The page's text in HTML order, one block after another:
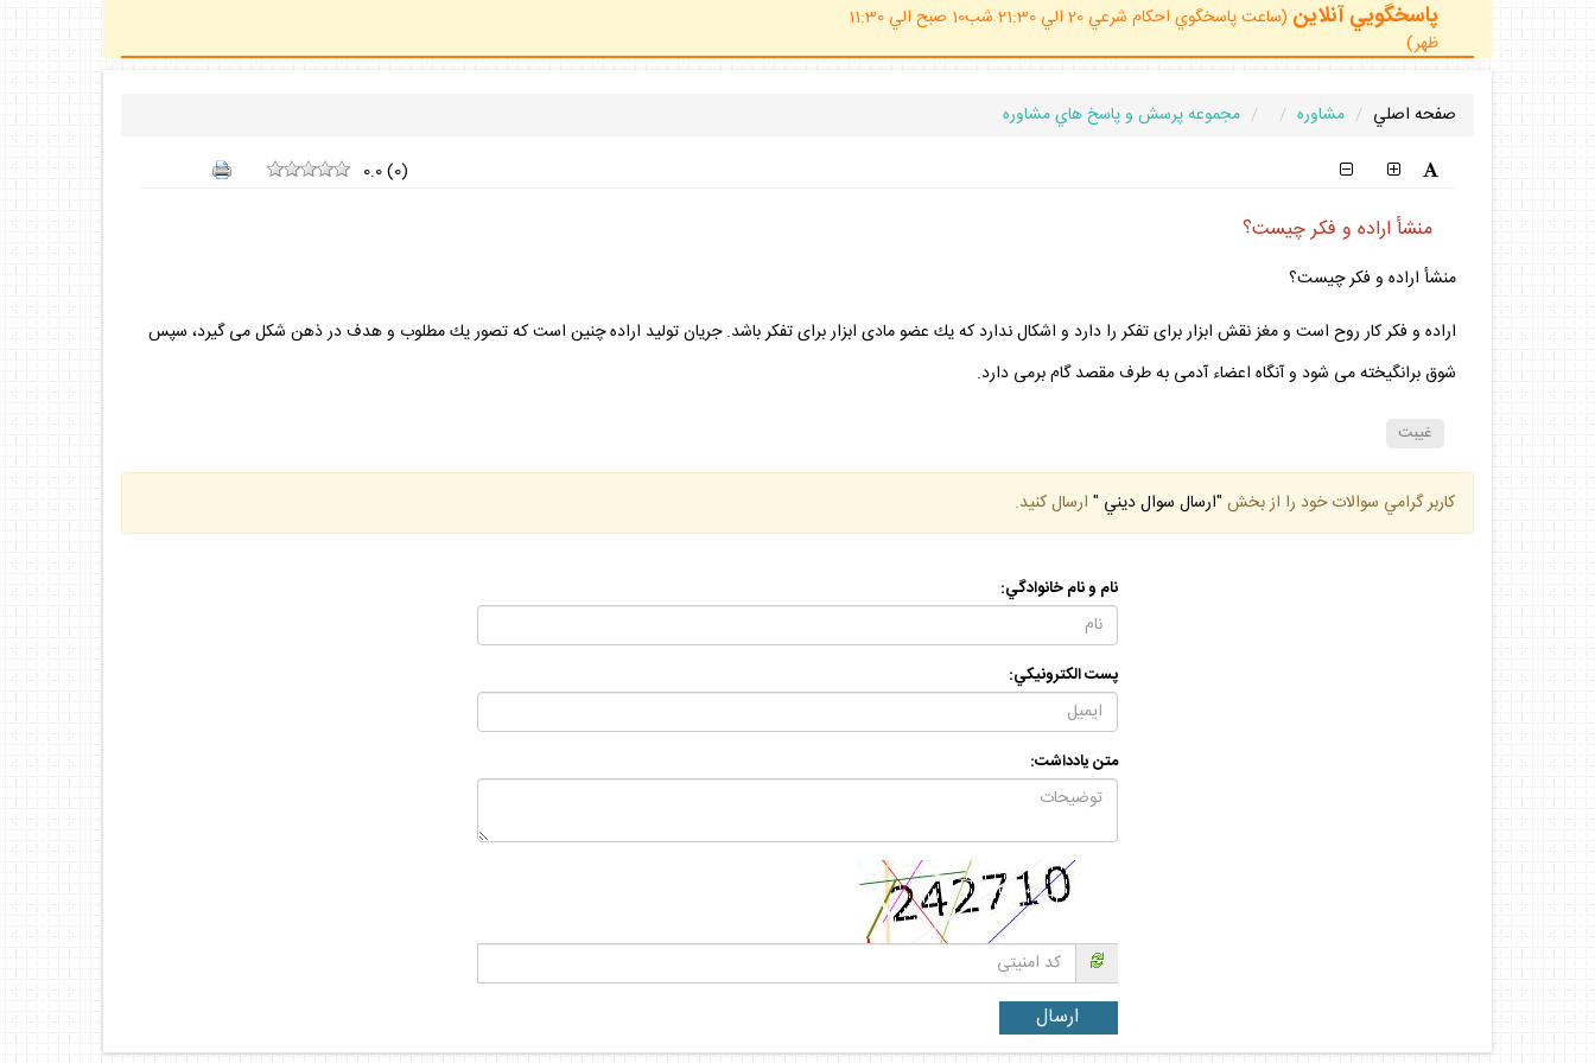
پاسخگويي آنلاين
(ساعت پاسخگوي احكام شرعي 20 الي 21:30 شب10 صبح الي 11:30
ظهر)
صفحه اصلي مشاوره
مجموعه پرسش و پاسخ هاي مشاوره
0.0(0)
منشأ اراده و فكر چيست؟
منشأ اراده و فكر چيست؟
اراده و فكر كار روح است و مغز نقش ابزار براى تفكر را دارد و اشكال ندارد كه يك عضو مادى ابزار براى تفكر باشد. جريان توليد اراده چنين است كه تصور يك مطلوب و هدف در ذهن شكل مى گيرد، سپس
شوق برانگيخته مى شود و آنگاه اعضاء آدمى به طرف مقصد گام برمى دارد.
غيبت
كاربر گرامي سوالات خود را از بخش "ارسال سوال ديني " ارسال كنيد.
نام و نام خانوادگي:
پست الكترونيكي:
متن يادداشت: